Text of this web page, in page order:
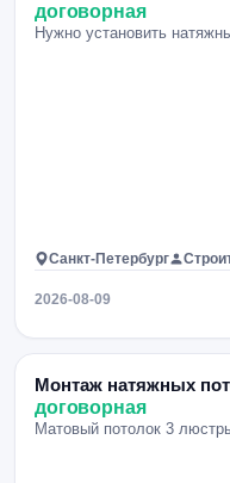
договорная
Нужно установить
Санкт-Петербург
2026-08-09
Монтаж натяжных
договорная
Матовый потолок 3